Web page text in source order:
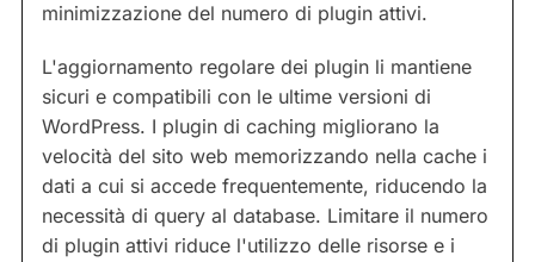
minimizzazione del numero di plugin attivi.
L'aggiornamento regolare dei plugin li mantiene
sicuri e compatibili con le ultime versioni di
WordPress. I plugin di caching migliorano la
velocità del sito web memorizzando nella cache i
dati a cui si accede frequentemente, riducendo la
necessità di query al database. Limitare il numero
di plugin attivi riduce l'utilizzo delle risorse e i